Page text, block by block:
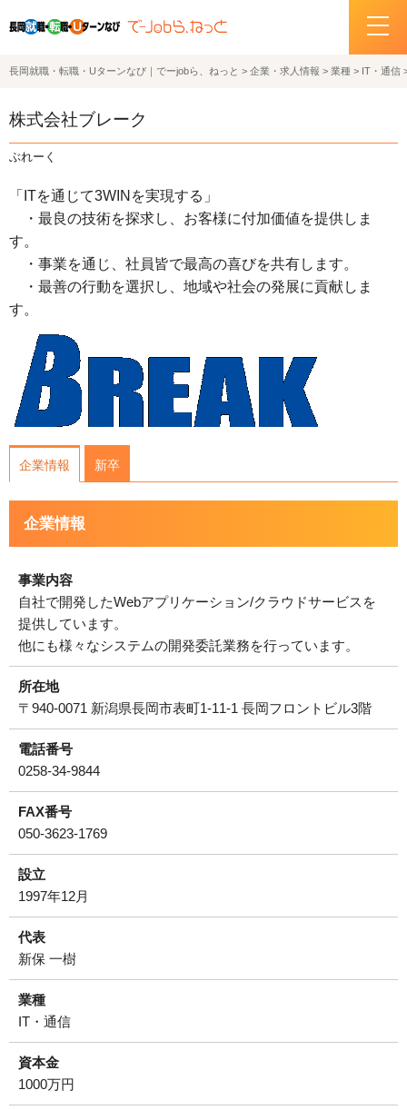
ホーム
イベント情報
お問い合わせ
サイトポリシー
プライバシーポリシー
サイトマップ
長岡就職・転職・Uターンなび｜でーjobら、ねっと > 企業・求人情報 > 業種 > IT・通信
株式会社ブレーク
ぶれーく
「ITを通じて3WINを実現する」
・最良の技術を探求し、お客様に付加価値を提供しま
す。
・事業を通じ、社員皆で最高の喜びを共有します。
・最善の行動を選択し、地域や社会の発展に貢献しま
す。
企業情報 新卒
企業情報
事業内容
自社で開発したWebアプリケーション/クラウドサービスを
提供しています。
他にも様々なシステムの開発委託業務を行っています。
所在地
〒940-0071 新潟県長岡市表町1-11-1 長岡フロントビル3階
電話番号
0258-34-9844
FAX番号
050-3623-1769
設立
1997年12月
代表
新保 一樹
業種
IT・通信
資本金
1000万円